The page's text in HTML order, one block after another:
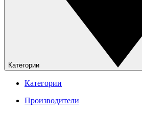
Категории
Категории
Производители